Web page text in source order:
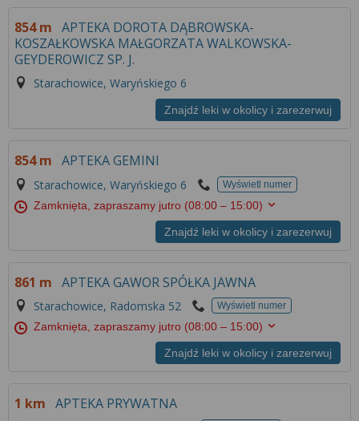
854 m APTEKA DOROTA DĄBROWSKA-
KOSZAŁKOWSKA MAŁGORZATA WALKOWSKA-
GEYDEROWICZ SP. J.
Starachowice, Waryńskiego 6
Znajdź leki w okolicy i zarezerwuj
854 m APTEKA GEMINI
Starachowice, Waryńskiego 6 Wyświetl numer
Zamknięta, zapraszamy jutro (08:00 – 15:00)
Znajdź leki w okolicy i zarezerwuj
861 m APTEKA GAWOR SPÓŁKA JAWNA
Starachowice, Radomska 52 Wyświetl numer
Zamknięta, zapraszamy jutro (08:00 – 15:00)
Znajdź leki w okolicy i zarezerwuj
1 km APTEKA PRYWATNA